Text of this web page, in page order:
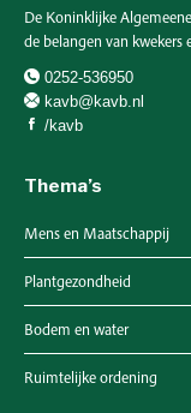
De Koninklijke
de belangen van
0252-536950
kavb@kavb.nl
/kavb
Thema’s
Mens en Maatschappij
Plantgezondheid
Bodem en water
Ruimtelijke ordening